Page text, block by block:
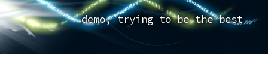
demo, tryi ng to be the best_